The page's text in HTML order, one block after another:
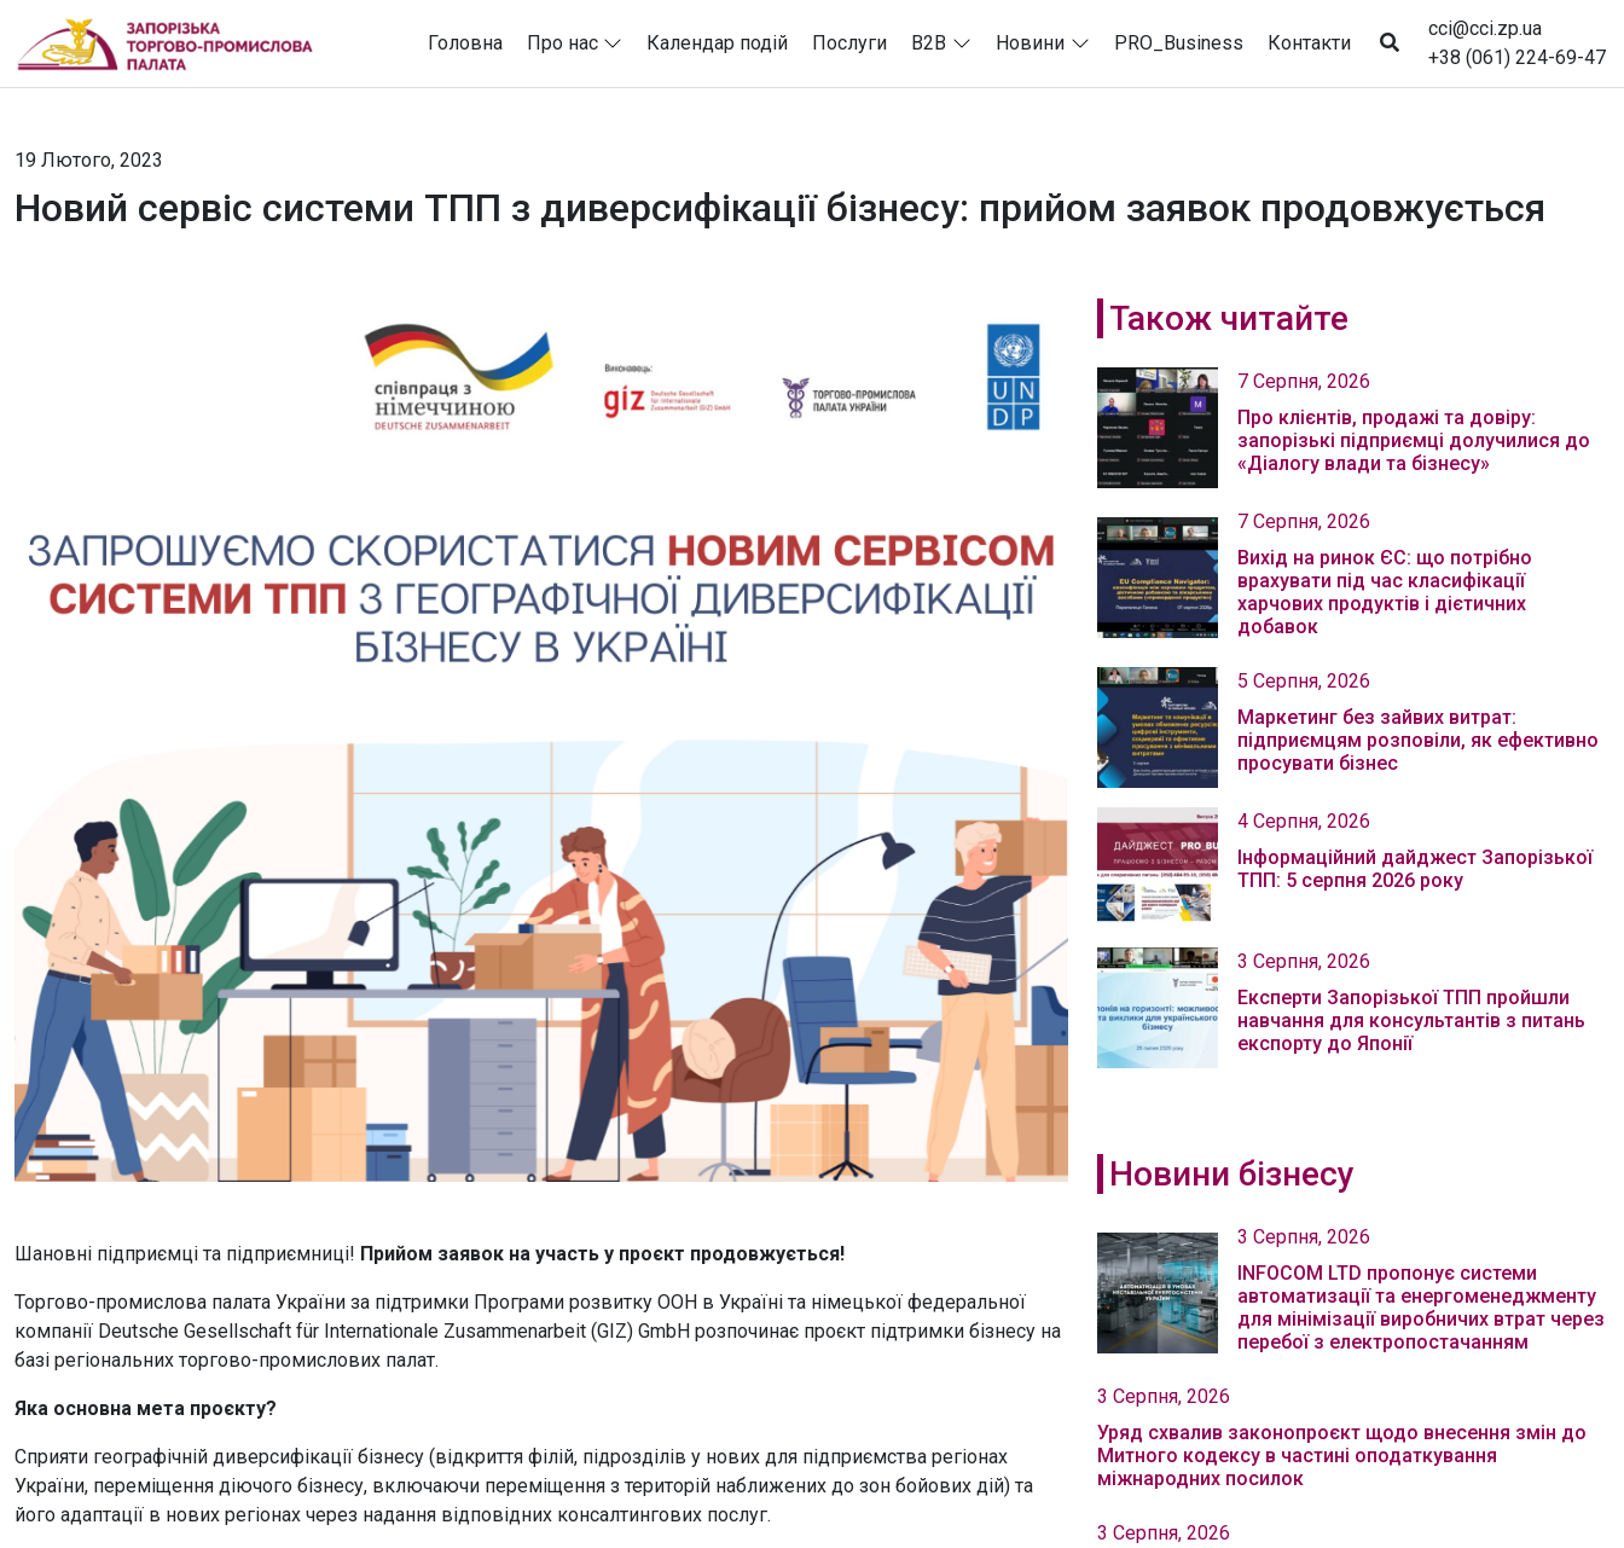
Головна Про нас Календар подій Послуги B2B Новини PRO_Business Контакти
cci@cci.zp.ua
+38 (061) 224-69-47
19 Лютого, 2023
Новий сервіс системи ТПП з диверсифікації бізнесу: прийом заявок продовжується
Шановні підприємці та підприємниці! Прийом заявок на участь у проєкт продовжується!
Торгово-промислова палата України за підтримки Програми розвитку ООН в Україні та німецької федеральної
компанії Deutsche Gesellschaft für Internationale Zusammenarbeit (GIZ) GmbH розпочинає проєкт підтримки бізнесу на
базі регіональних торгово-промислових палат.
Яка основна мета проєкту?
Сприяти географічній диверсифікації бізнесу (відкриття філій, підрозділів у нових для підприємства регіонах
України, переміщення діючого бізнесу, включаючи переміщення з територій наближених до зон бойових дій) та
його адаптації в нових регіонах через надання відповідних консалтингових послуг.
Також читайте
7 Серпня, 2026
Про клієнтів, продажі та довіру:
запорізькі підприємці долучилися до
«Діалогу влади та бізнесу»
7 Серпня, 2026
Вихід на ринок ЄС: що потрібно
врахувати під час класифікації
харчових продуктів і дієтичних
добавок
5 Серпня, 2026
Маркетинг без зайвих витрат:
підприємцям розповіли, як ефективно
просувати бізнес
4 Серпня, 2026
Інформаційний дайджест Запорізької
ТПП: 5 серпня 2026 року
3 Серпня, 2026
Експерти Запорізької ТПП пройшли
навчання для консультантів з питань
експорту до Японії
Новини бізнесу
3 Серпня, 2026
INFOCOM LTD пропонує системи
автоматизації та енергоменеджменту
для мінімізації виробничих втрат через
перебої з електропостачанням
3 Серпня, 2026
Уряд схвалив законопроєкт щодо внесення змін до
Митного кодексу в частині оподаткування
міжнародних посилок
3 Серпня, 2026